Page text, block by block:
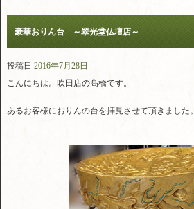
豪華おりん台 ～翠光堂仏壇店～
投稿日 2016年7月28日
こんにちは。吹田店の髙橋です。
あるお客様におりんの台を拝見させて頂きました。